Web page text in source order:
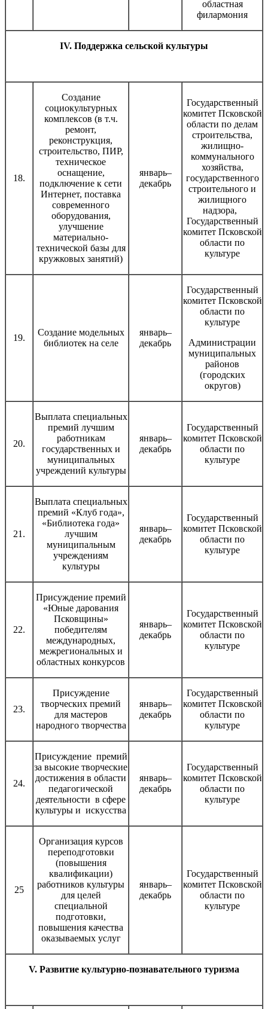
областная
филармония
IV. Поддержка сельской культуры
18.
Создание
социокультурных
комплексов (в т.ч.
ремонт,
реконструкция,
строительство, ПИР,
техническое
оснащение,
подключение к сети
Интернет, поставка
современного
оборудования,
улучшение
материально-
технической базы для
кружковых занятий)
январь–
декабрь
Государственный
комитет Псковской
области по делам
строительства,
жилищно-
коммунального
хозяйства,
государственного
строительного и
жилищного
надзора,
Государственный
комитет Псковской
области по
культуре
19.
Создание модельных
библиотек на селе
январь–
декабрь
Государственный
комитет Псковской
области по
культуре
Администрации
муниципальных
районов
(городских
округов)
20.
Выплата специальных
премий лучшим
работникам
государственных и
муниципальных
учреждений культуры
январь–
декабрь
Государственный
комитет Псковской
области по
культуре
21.
Выплата специальных
премий «Клуб года»,
«Библиотека года»
лучшим
муниципальным
учреждениям
культуры
январь–
декабрь
Государственный
комитет Псковской
области по
культуре
22.
Присуждение премий
«Юные дарования
Псковщины»
победителям
международных,
межрегиональных и
областных конкурсов
январь–
декабрь
Государственный
комитет Псковской
области по
культуре
23.
Присуждение
творческих премий
для мастеров
народного творчества
январь–
декабрь
Государственный
комитет Псковской
области по
культуре
24.
Присуждение премий
за высокие творческие
достижения в области
педагогической
деятельности в сфере
культуры и искусства
январь–
декабрь
Государственный
комитет Псковской
области по
культуре
25
Организация курсов
переподготовки
(повышения
квалификации)
работников культуры
для целей
специальной
подготовки,
повышения качества
оказываемых услуг
январь–
декабрь
Государственный
комитет Псковской
области по
культуре
V. Развитие культурно-познавательного туризма